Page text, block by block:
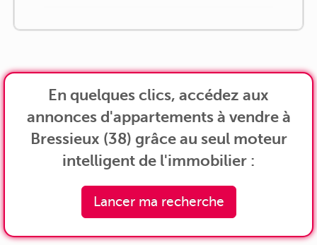
En quelques clics, accédez aux
annonces d'appartements à vendre à
Bressieux (38) grâce au seul moteur
intelligent de l'immobilier :
Lancer ma recherche